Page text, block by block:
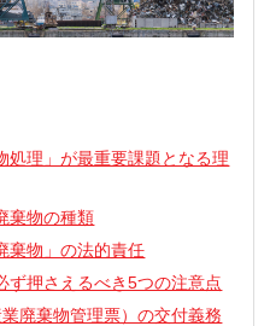
処理」が最重要課題となる理
棄物の種類
棄物」の法的責任
ず押さえるべき5つの注意点
廃棄物管理票）の交付義務